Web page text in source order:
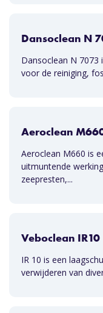
Dansoclean N
Dansoclean N 7073
voor de reiniging,
Aeroclean
Aeroclean M660 is
uitmuntende
zeepresten,...
Veboclean IR10
IR 10 is een
verwijderen van